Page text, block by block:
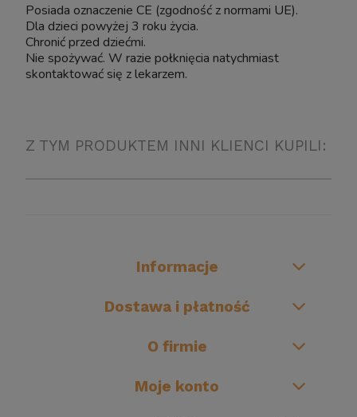
Posiada oznaczenie CE (zgodność z normami UE).
Dla dzieci powyżej 3 roku życia.
Chronić przed dziećmi.
Nie spożywać. W razie połknięcia natychmiast
skontaktować się z lekarzem.
Z TYM PRODUKTEM INNI KLIENCI KUPILI:
Informacje
Dostawa i płatność
O firmie
Moje konto